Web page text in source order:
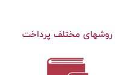
روشهای مختلف پرداخت